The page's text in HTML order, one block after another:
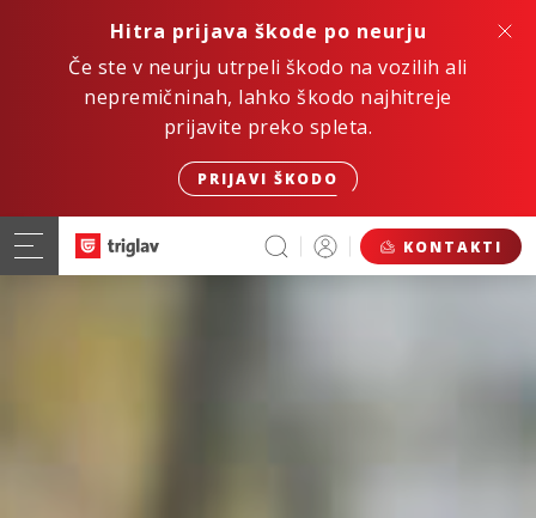
Hitra prijava škode po neurju
Če ste v neurju utrpeli škodo na vozilih ali
nepremičninah, lahko škodo najhitreje
prijavite preko spleta.
PRIJAVI ŠKODO
KONTAKTI